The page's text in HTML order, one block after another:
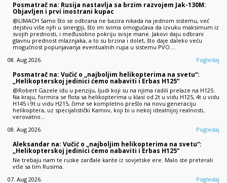
Posmatrač na: Rusija nastavlja sa brzim razvojem Jak-130M:
Objavljen i prvi inostrani kupac
@LIMACH Samo što se odbrana ne bazira nikada na jednom sistemu, već
dejstvu više njih u sinergiji, što im svima omogućava da izvuku maksimum iz
svojih prednosti, i međusobno pokriju svoje mane. Jakovi daju odbrani
glavnu prednost mlaznjaka, a to su brzina i dolet, što daje daleko veću
mogućnost popunjavanja eventualnih rupa u sistemu PVO.…
08. Aug 2026.
Pogledaj
Posmatrač na: Vučić o „najboljim helikopterima na svetu“:
„Helikopterskoj jedinici ćemo nabaviti i Erbas H125“
@Robert Gazele idu u penziju, ljudi koji su na njima radili prelaze na H125.
Na kraju, formira se flota sa helikopterima u klasi od 2t u vidu H125, 4t u vidu
H145 i 9t u vidu H215, čime se kompletno prešlo na novu generaciju
helikoptera, uz specijalistički Kamov, koji bi u nekoj idealnijoj realnosti,
verovatno…
08. Aug 2026.
Pogledaj
Aleksandar na: Vučić o „najboljim helikopterima na svetu“:
„Helikopterskoj jedinici ćemo nabaviti i Erbas H125“
Ne trebaju nam te ruske zarđale kante iz sovjetske ere. Malo ste preterali
više sa tim Rusima.
07. Aug 2026.
Pogledaj